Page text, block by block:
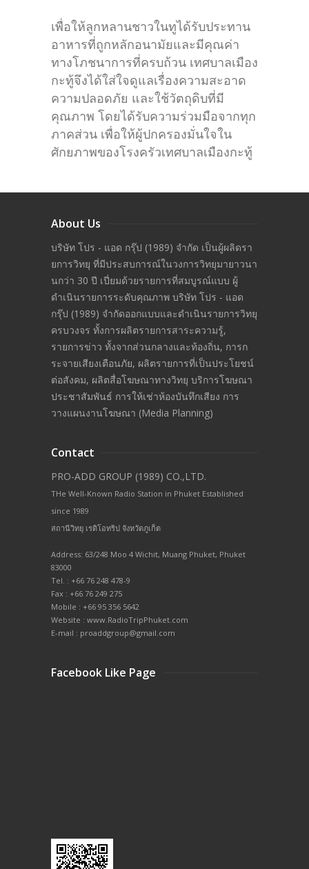
เพื่อให้ลูกหลานชาวในทูได้รับประทาน
อาหารที่ถูกหลักอนามัยและมีคุณค่า
ทางโภชนาการที่ครบถ้วน เทศบาลเมือง
กะทู้จึงได้ใส่ใจดูแลเรื่องความสะอาด
ความปลอดภัย และใช้วัตถุดิบที่มี
คุณภาพ โดยได้รับความร่วมมือจากทุก
ภาคส่วน เพื่อให้ผู้ปกครองมั่นใจใน
ศักยภาพของโรงครัวเทศบาลเมืองกะทู้
About Us
บริษัท โปร - แอด กรุ๊ป (1989) จำกัด เป็นผู้ผลิดรา
ยการวิทยุ ที่มีประสบการณ์ในวงการวิทยุมายาวนา
นกว่า 30 ปี เปี่ยมด้วยรายการที่สมบูรณ์แบบ ผู้
ดำเนินรายการระดับคุณภาพ บริษัท โปร - แอด
กรุ๊ป (1989) จำกัดออกแบบและดำเนินรายการวิทยุ
ครบวงจร ทั้งการผลิตรายการสาระความรู้,
รายการข่าว ทั้งจากส่วนกลางและท้องถิ่น, การก
ระจายเสียงเตือนภัย, ผลิตรายการที่เป็นประโยชน์
ต่อสังคม, ผลิตสื่อโฆษณาทางวิทยุ บริการโฆษณา
ประชาสัมพันธ์ การให้เช่าห้องบันทึกเสียง การ
วางแผนงานโฆษณา (Media Planning)
Contact
PRO-ADD GROUP (1989) CO.,LTD.
THe Well-Known Radio Station in Phuket Established
since 1989
สถานีวิทยุ เรดิโอทริป จังหวัดภูเก็ต
Address: 63/248 Moo 4 Wichit, Muang Phuket, Phuket
83000
Tel. : +66 76 248 478-9
Fax : +66 76 249 275
Mobile : +66 95 356 5642
Website : www.RadioTripPhuket.com
E-mail : proaddgroup@gmail.com
Facebook Like Page